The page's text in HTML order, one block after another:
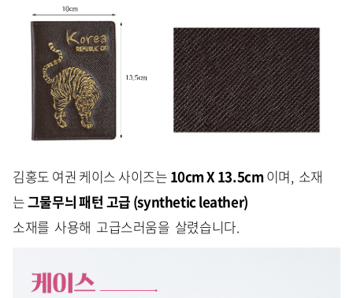
김홍도 여권 케이스 사이즈는 10cm X 13.5cm이며, 소재
는그물무늬 패턴 고급 (synthetic leather)
소재를 사용해 고급스러움을 살렸습니다.